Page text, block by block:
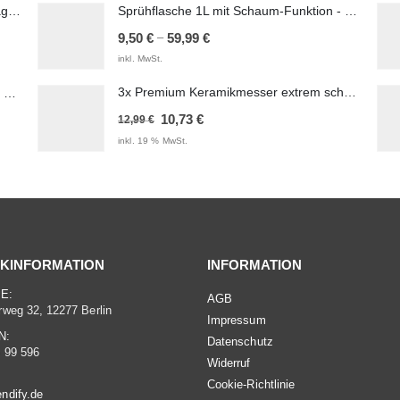
Pediküre Set Hornhauthobel 3-teilig mit mehreren Aufsätzen (Grau)
24,99 € 22,50 €.
9,50 € – 59,99 €
inkl. MwSt.
3x Premium Keramikmesser extrem scharf 16,5 cm lang
12,99€ Ursprünglicher
Preis
10,73 €Aktueller
inkl. 19 % MwSt.
32, 12277 Berlin
99 596
INFORMATION
AGB
Impressum
Datenschutz
Widerruf
Cookie-Richtlinie